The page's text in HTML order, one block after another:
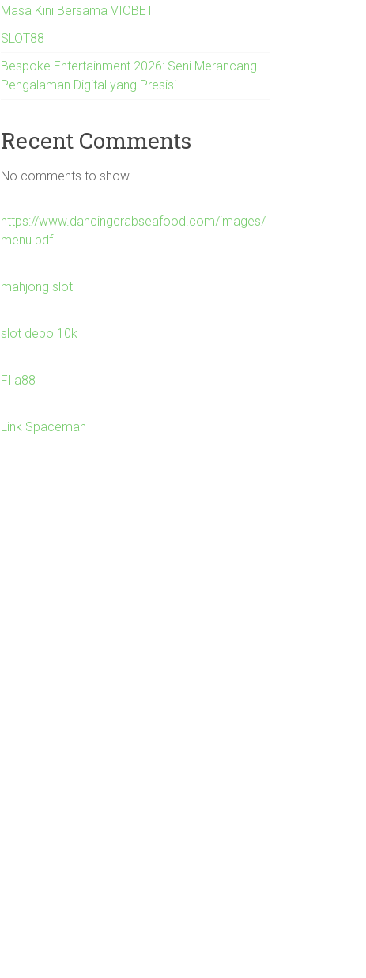
Masa Kini Bersama VIOBET
SLOT88
Bespoke Entertainment 2026: Seni Merancang
Pengalaman Digital yang Presisi
Recent Comments
No comments to show.
https://www.dancingcrabseafood.com/images/
menu.pdf
mahjong slot
slot depo 10k
FIla88
Link Spaceman